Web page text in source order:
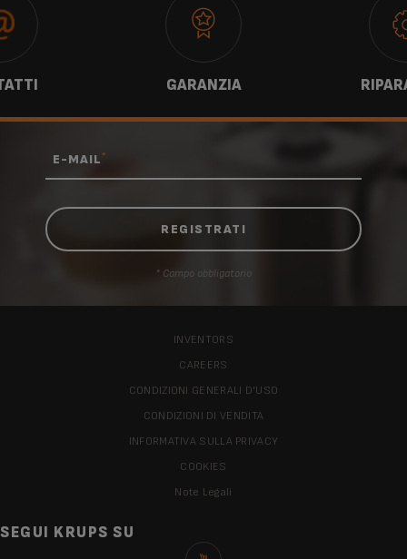
GARANZIA
E-MAIL*
* Campo obbligatorio
INVENTORS
CAREERS
CONDIZIONI GENERALI D'USO
CONDIZIONI DI VENDITA
INFORMATIVA SULLA PRIVACY
COOKIES
Note Legali
SEGUI KRUPS SU